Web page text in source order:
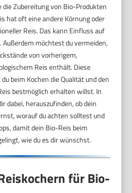
Zubereitung von Bio-Produkten
hat oft eine andere Körnung oder
Reis. Das kann Einfluss auf
Außerdem möchtest du vermeiden,
von vorherigem,
Reis enthält. Diese
beim Kochen die Qualität und den
bestmöglich erhalten willst. In
dabei, herauszufinden, ob dein
worauf du achten solltest und
damit dein Bio-Reis beim
wie du es dir wünschst.
für Bio-